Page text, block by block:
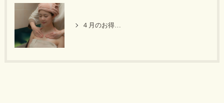
４月のお得なキャンペーン